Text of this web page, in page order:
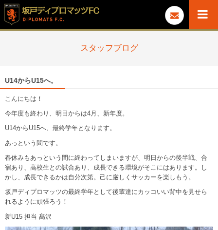
スタッフブログ
U14からU15へ。
こんにちは！
今年度も終わり、明日からは4月、新年度。
U14からU15へ、最終学年となります。
あっという間です。
春休みもあっという間に終わってしまいますが、明日からの後半戦、合
宿あり、高校生との試合あり、成長できる環境がそこにはあります。し
かし、成長できるかは自分次第。己に厳しくサッカーを楽しもう。
坂戸ディプロマッツの最終学年として後輩達にカッコいい背中を見せら
れるように頑張ろう！
新U15 担当 髙沢